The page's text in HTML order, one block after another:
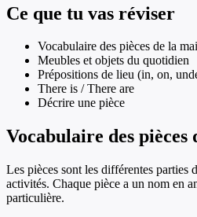
Ce que tu vas réviser
Vocabulaire des pièces de la
Meubles et objets du quotidien
Prépositions de lieu (in, on,
There is / There are
Décrire une pièce
Vocabulaire des pièces
Les pièces sont les différentes parties
activités. Chaque pièce a un nom en
particulière.